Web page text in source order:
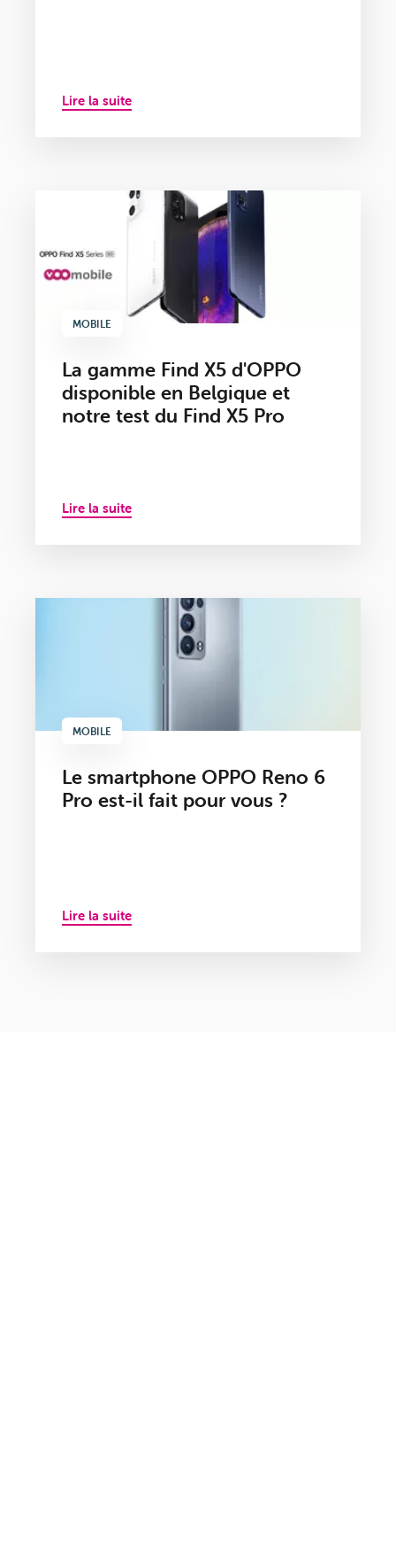
Lire la suite
MOBILE
La gamme Find X5 d'OPPO
disponible en Belgique et
notre test du Find X5 Pro
Lire la suite
MOBILE
Le smartphone OPPO Reno 6
Pro est-il fait pour vous ?
Lire la suite